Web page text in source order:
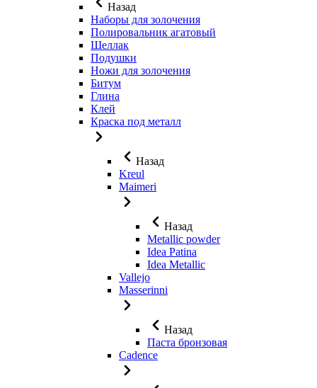
Назад
Наборы для золочения
Полировальник агатовый
Шеллак
Подушки
Ножи для золочения
Битум
Глина
Клей
Краска под металл
Назад
Kreul
Maimeri
Назад
Metallic powder
Idea Patina
Idea Metallic
Vallejo
Masserinni
Назад
Паста бронзовая
Cadence